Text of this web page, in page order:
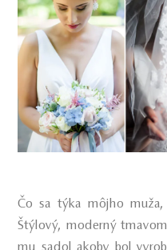
Čo sa týka môjho
Štýlový, moderný
mu sadol akoby bol